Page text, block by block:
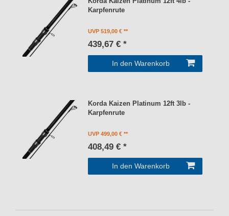
Karpfenrute
UVP 519,00 €
439,67 € *
In den Warenkorb
Korda Kaizen Platinum 12ft 3lb -
Karpfenrute
UVP 499,00 €
408,49 € *
In den Warenkorb